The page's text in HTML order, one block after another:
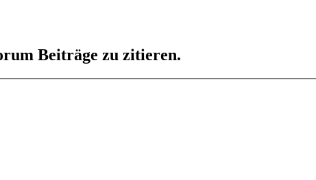
Beiträge zu zitieren.